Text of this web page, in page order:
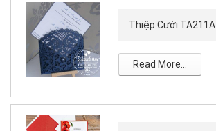
Thiệp Cưới TA211A
Read More...